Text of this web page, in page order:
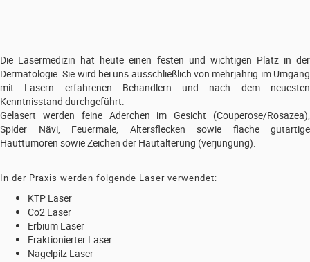
Die Lasermedizin hat heute einen festen und wichtigen Platz in der
Dermatologie. Sie wird bei uns ausschließlich von mehrjährig im Umgang
mit Lasern erfahrenen Behandlern und nach dem neuesten
Kenntnisstand durchgeführt.
Gelasert werden feine Äderchen im Gesicht (Couperose/Rosazea),
Spider Nävi, Feuermale, Altersflecken sowie flache gutartige
Hauttumoren sowie Zeichen der Hautalterung (verjüngung).
In der Praxis werden folgende Laser verwendet:
KTP Laser
Co2 Laser
Erbium Laser
Fraktionierter Laser
Nagelpilz Laser